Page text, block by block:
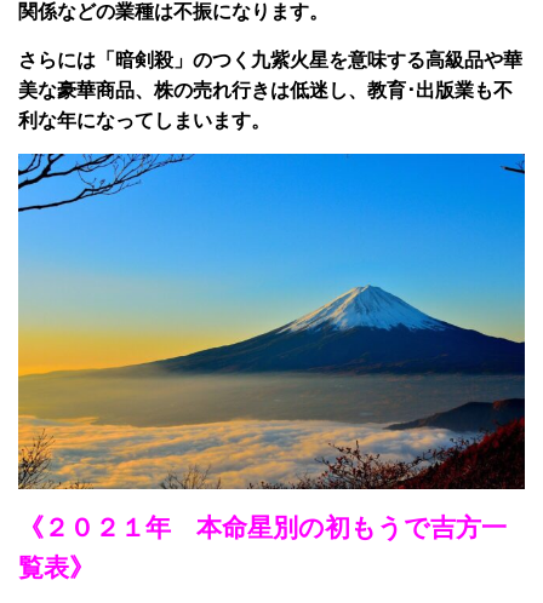
関係などの業種は不振になります。
さらには「暗剣殺」のつく九紫火星を意味する高級品や華
美な豪華商品、株の売れ行きは低迷し、教育･出版業も不
利な年になってしまいます。
《２０２１年 本命星別の初もうで吉方一
覧表》